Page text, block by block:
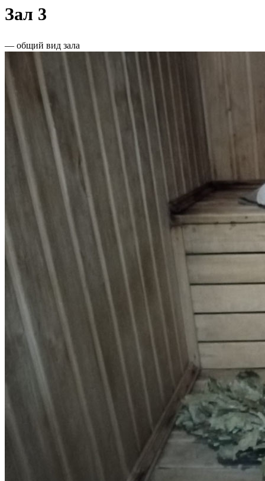
Зал 3
— общий вид зала